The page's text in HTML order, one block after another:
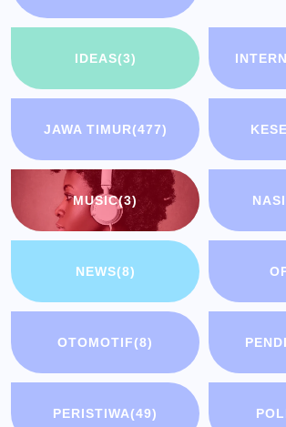
IDEAS(3)
JAWA TIMUR(477)
MUSIC(3)
NEWS(8)
OTOMOTIF(8)
PERISTIWA(49)